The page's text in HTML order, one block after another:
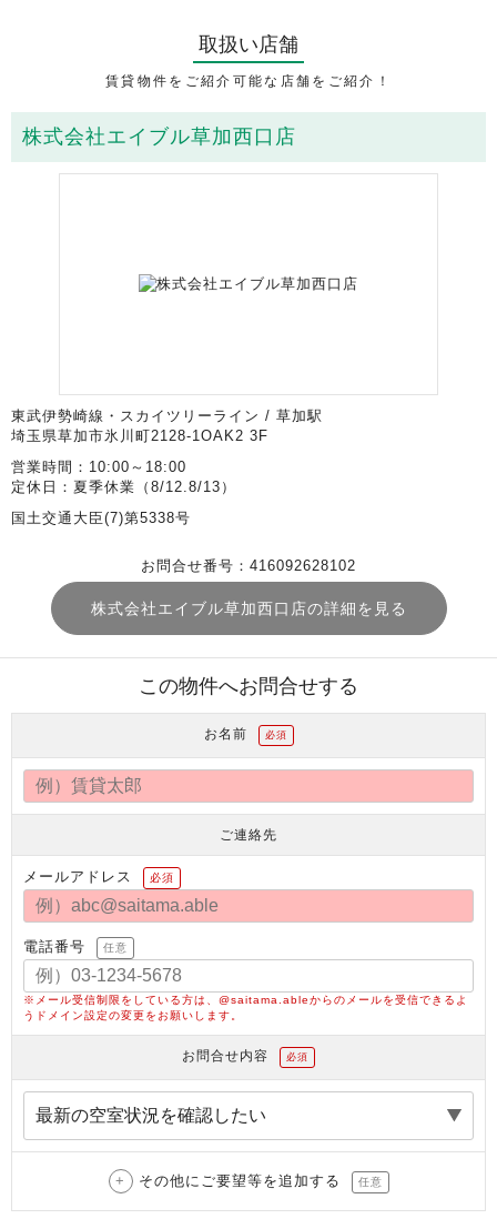
取扱い店舗
賃貸物件をご紹介可能な店舗をご紹介！
株式会社エイブル草加西口店
東武伊勢崎線・スカイツリーライン / 草加駅
埼玉県草加市氷川町2128-1OAK2 3F
営業時間：10:00～18:00
定休日：夏季休業（8/12.8/13）
国土交通大臣(7)第5338号
お問合せ番号：416092628102
株式会社エイブル草加西口店の詳細を見る
この物件へお問合せする
お名前 必須
ご連絡先
メールアドレス 必須
電話番号 任意
※メール受信制限をしている方は、@saitama.ableからのメールを受信できるよ
うドメイン設定の変更をお願いします。
お問合せ内容 必須
その他にご要望等を追加する 任意